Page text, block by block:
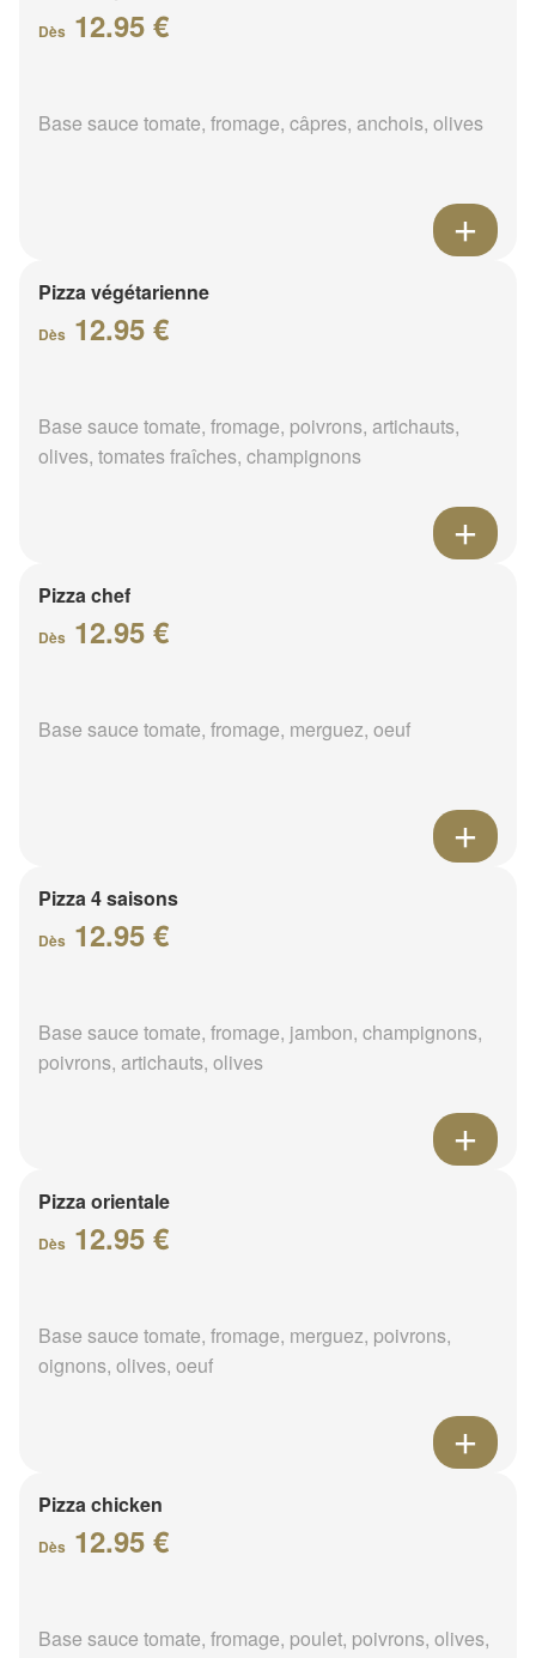
Dès 12.95 €
Base sauce tomate, fromage, câpres, anchois, olives
Pizza végétarienne
Dès 12.95 €
Base sauce tomate, fromage, poivrons, artichauts,
olives, tomates fraîches, champignons
Pizza chef
Dès 12.95 €
Base sauce tomate, fromage, merguez, oeuf
Pizza 4 saisons
Dès 12.95 €
Base sauce tomate, fromage, jambon, champignons,
poivrons, artichauts, olives
Pizza orientale
Dès 12.95 €
Base sauce tomate, fromage, merguez, poivrons,
oignons, olives, oeuf
Pizza chicken
Dès 12.95 €
Base sauce tomate, fromage, poulet, poivrons, olives,